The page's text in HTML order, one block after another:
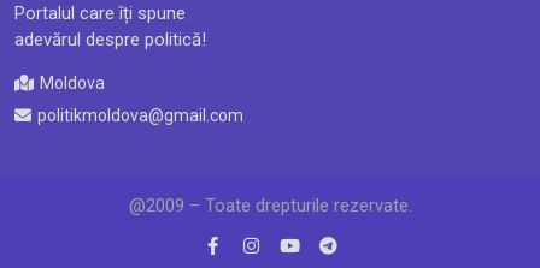
Portalul care îți spune
adevărul despre politică!
Moldova
politikmoldova@gmail.com
@2009 – Toate drepturile rezervate.